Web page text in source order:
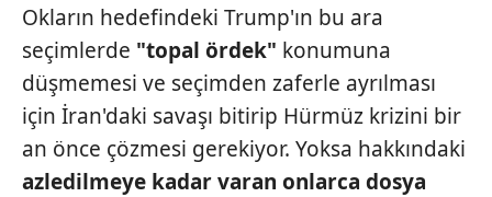
6698 sayılı Kişisel Verilerin Korunması Kanunu uyarınca
hazırlanmış Aydınlatma Metnimizi okumak ve sitemizde
ilgili mevzuata uygun olarak kullanılan çerezlerle ilgili bilgi
almak için lütfen
tıklayınız
Okların hedefindeki Trump'ın bu ara
seçimlerde "topal ördek" konumuna
düşmemesi ve seçimden zaferle ayrılması
için İran'daki savaşı bitirip Hürmüz krizini bir
an önce çözmesi gerekiyor. Yoksa hakkındaki
azledilmeye kadar varan onlarca dosya